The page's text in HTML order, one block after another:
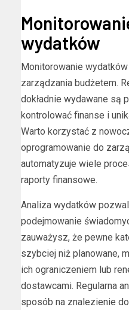
wydatków
Monitorowanie
zarządzania budżetem.
dokładnie wydawane są
kontrolować finanse i
Warto korzystać z
oprogramowanie do
automatyzuje wiele
raporty finansowe.
Analiza wydatków
podejmowanie
zauważysz, że pewne
szybciej niż planowane,
ich ograniczeniem lub
dostawcami. Regularna
sposób na znalezienie